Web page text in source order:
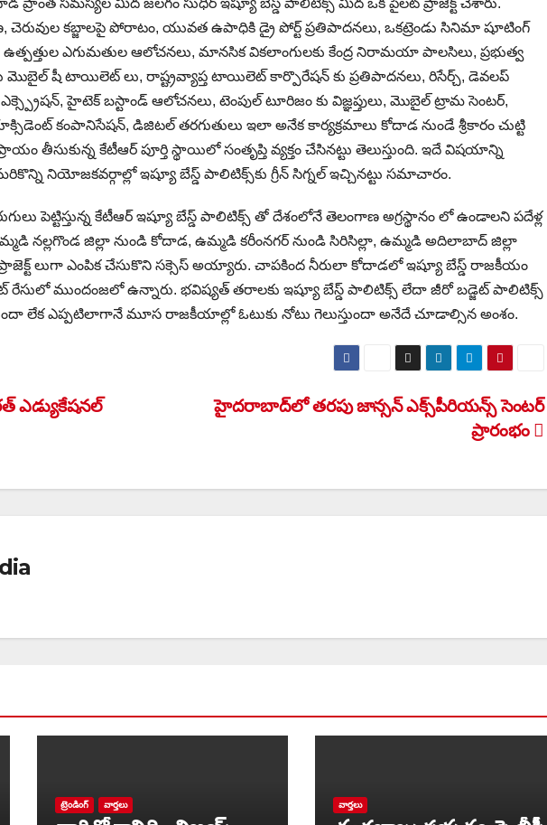
ప్రాంత సమస్యల మీద జలగం సుధీర్ ఇష్యూ బేస్డ్ పాలిటిక్స్ మీద ఒక పైలట్ ప్రాజెక్ట్ చేశారు.
చెరువుల కబ్జాలపై పోరాటం, యువత ఉపాధికి డ్రై పోర్ట్ ప్రతిపాదనలు, ఒకట్రెండు సినిమా షూటింగ్
ఎగుమతుల ఆలోచనలు, మానసిక వికలాంగులకు కేంద్ర నిరామయా పాలసిలు, ప్రభుత్వ
మొబైల్ షీ టాయిలెట్ లు, రాష్ట్రవ్యాప్త టాయిలెట్ కార్పొరేషన్ కు ప్రతిపాదనలు, రిసేర్చ్, డెవలప్
హైటెక్ బస్టాండ్ ఆలోచనలు, టెంపుల్ టూరిజం కు విజ్ఞప్తులు, మొబైల్ ట్రామ సెంటర్,
కంపానిసేషన్, డిజిటల్ తరగుతులు ఇలా అనేక కార్యక్రమాలు కోదాడ నుండే శ్రీకారం చుట్టి
తీసుకున్న కేటీఆర్ పూర్తి స్థాయిలో సంతృప్తి వ్యక్తం చేసినట్టు తెలుస్తుంది. ఇదే విషయాన్ని
నియోజకవర్గాల్లో ఇష్యూ బేస్డ్ పాలిటిక్స్‌కు గ్రీన్ సిగ్నల్ ఇచ్చినట్టు సమాచారం.
పెట్టిస్తున్న కేటీఆర్ ఇష్యూ బేస్డ్ పాలిటిక్స్ తో దేశంలోనే తెలంగాణ అగ్రస్థానం లో ఉండాలని ప‌దేళ్ల
నల్లగొండ జిల్లా నుండి కోదాడ, ఉమ్మడి కరీంనగర్ నుండి సిరిసిల్లా, ఉమ్మడి అదిలాబాద్ జిల్లా
లుగా ఎంపిక చేసుకొని సక్సెస్ అయ్యారు. చాపకింద నీరులా కోదాడలో ఇష్యూ బేస్డ్ రాజకీయం
రేసులో ముందంజలో ఉన్నారు. భవిష్య‌త్ తరాలకు ఇష్యూ బేస్డ్ పాలిటిక్స్ లేదా జీరో బడ్జెట్ పాలిటిక్స్
లేక ఎప్పటిలాగానే మూస రాజకీయాల్లో ఓటుకు నోటు గెలుస్తుందా అనేదే చూడాల్సిన అంశం.
హైదరాబాద్‌లో తరపు జాన్సన్ ఎక్స్‌పీరియన్స్ సెంటర్
ప్రారంభం
ఎడ్యుకేషనల్‌
ట్రెండింగ్ వార్త‌లు వార్త‌లు